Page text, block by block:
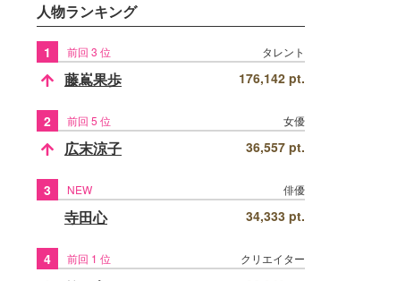
人物ランキング
1 前回 3 位 タレント
藤嶌果歩 176,142 pt.
2 前回 5 位 女優
広末涼子 36,557 pt.
3 NEW 俳優
寺田心 34,333 pt.
4 前回 1 位 クリエイター